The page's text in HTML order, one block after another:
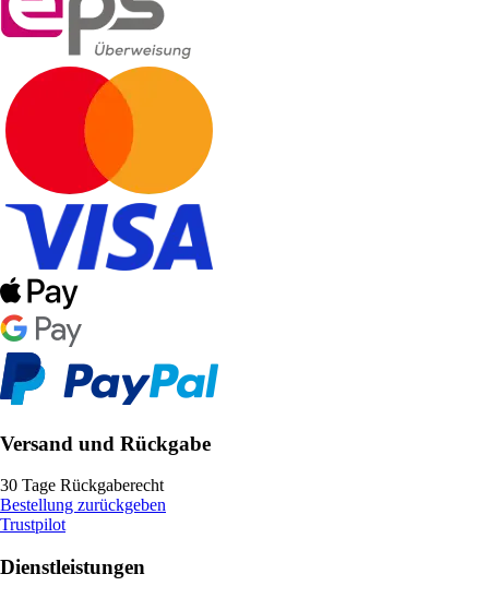
Versand und Rückgabe
30 Tage Rückgaberecht
Bestellung zurückgeben
Trustpilot
Dienstleistungen